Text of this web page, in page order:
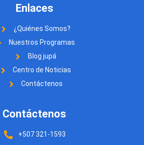
Enlaces
¿Quiénes Somos?
Nuestros Programas
Blog jupá
Centro de Noticias
Contáctenos
Contáctenos
+507 321-1593